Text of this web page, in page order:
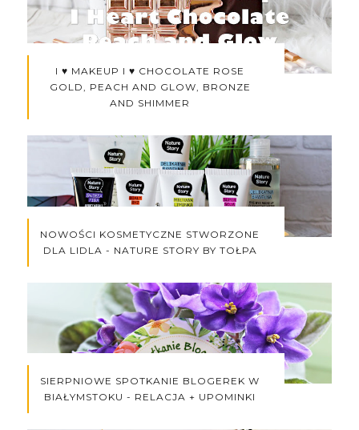
I ♥ MAKEUP I ♥ CHOCOLATE ROSE
GOLD, PEACH AND GLOW, BRONZE
AND SHIMMER
NOWOŚCI KOSMETYCZNE STWORZONE
DLA LIDLA - NATURE STORY BY TOŁPA
SIERPNIOWE SPOTKANIE BLOGEREK W
BIAŁYMSTOKU - RELACJA + UPOMINKI